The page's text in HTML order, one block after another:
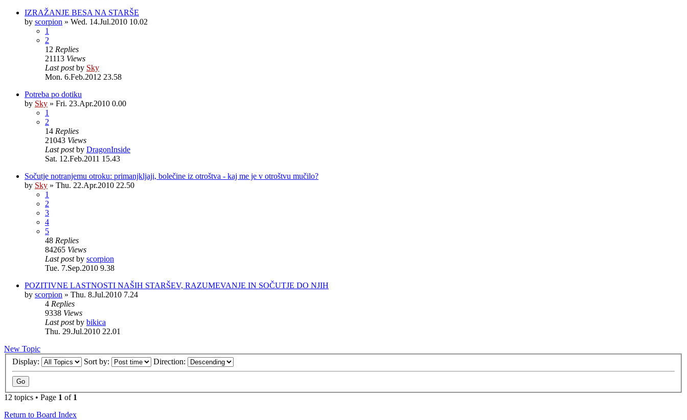
IZRAŽANJE BESA NA STARŠE
by scorpion » Wed. 14.Jul.2010 10.02
1
2
12 Replies
21113 Views
Last postby Sky
Mon. 6.Feb.2012 23.58
Potreba po dotiku
by Sky » Fri. 23.Apr.2010 0.00
1
2
14 Replies
21043 Views
Last postby DragonInside
Sat. 12.Feb.2011 15.43
Sočutje notranjemu otroku: primanjkljaji, bolečine iz otroštva - kaj me je v otroštvu mučilo?
by Sky » Thu. 22.Apr.2010 22.50
1
2
3
4
5
48 Replies
84265 Views
Last postby scorpion
Tue. 7.Sep.2010 9.38
POZITIVNE LASTNOSTI NAŠIH STARŠEV, RAZUMEVANJE IN SOČUTJE DO NJIH
by scorpion » Thu. 8.Jul.2010 7.24
4 Replies
9338 Views
Last postby bikica
Thu. 29.Jul.2010 22.01
New Topic
Display:
Sort by: Direction:
12 topics • Page 1 of 1
Return to Board Index